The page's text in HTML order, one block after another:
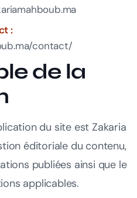
:
contact/
de la
du site est Zakaria
éditoriale du contenu,
publiées ainsi que le
applicables.